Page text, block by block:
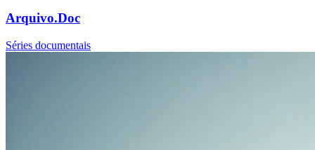
Arquivo.Doc
Séries documentais